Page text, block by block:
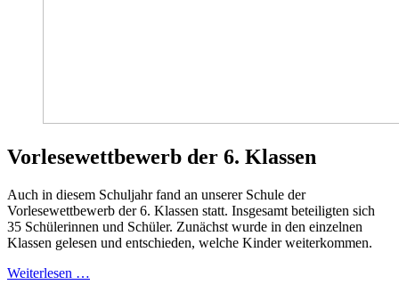
Vorlesewettbewerb der 6. Klassen
Auch in diesem Schuljahr fand an unserer Schule der
Vorlesewettbewerb der 6. Klassen statt. Insgesamt beteiligten sich
35 Schülerinnen und Schüler. Zunächst wurde in den einzelnen
Klassen gelesen und entschieden, welche Kinder weiterkommen.
Weiterlesen …